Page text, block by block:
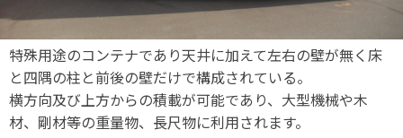
特殊用途のコンテナであり天井に加えて左右の壁が無く床
と四隅の柱と前後の壁だけで構成されている。
横方向及び上方からの積載が可能であり、大型機械や木
材、剛材等の重量物、長尺物に利用されます。